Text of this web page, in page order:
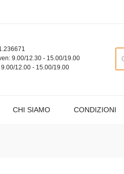
9.00/12.30 - 15.00/19.00
12.00 - 15.00/19.00
CHI SIAMO CONDIZIONI